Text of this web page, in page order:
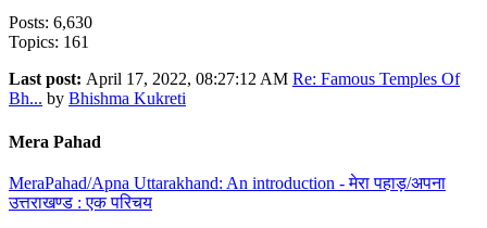
Posts: 6,630
Topics: 161
Last post: April 17, 2022, 08:27:12 AM Re: Famous Temples Of
Bh... by Bhishma Kukreti
Mera Pahad
MeraPahad/Apna Uttarakhand: An introduction - मेरा पहाड़/अपना
उत्तराखण्ड : एक परिचय